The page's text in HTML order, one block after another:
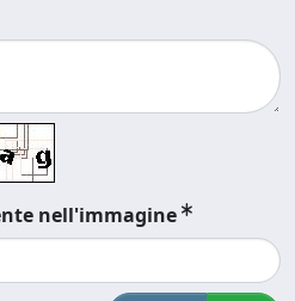
nell'immagine